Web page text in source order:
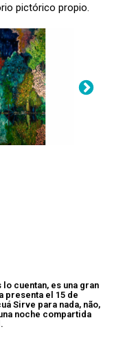
pictórico propio.
cuentan, es una gran
presenta el 15 de
Sirve para nada, não,
noche compartida